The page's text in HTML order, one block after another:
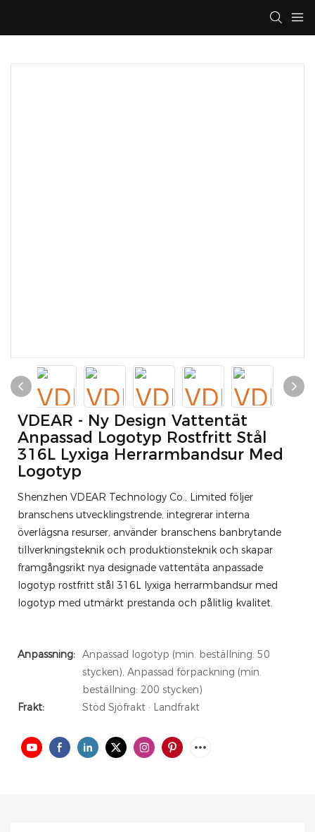
VDEAR - Ny Design Vattentät
Anpassad Logotyp Rostfritt Stål
316L Lyxiga Herrarmbandsur Med
Logotyp
Shenzhen VDEAR Technology Co., Limited följer
branschens utvecklingstrende, integrerar interna
överlägsna resurser, använder branschens banbrytande
tillverkningsteknik och produktionsteknik och skapar
framgångsrikt nya designade vattentäta anpassade
logotyp rostfritt stål 316L lyxiga herrarmbandsur med
logotyp med utmärkt prestanda och pålitlig kvalitet.
Anpassning: Anpassad logotyp (min. beställning: 50
stycken), Anpassad förpackning (min.
beställning: 200 stycken)
Frakt:
Stöd Sjöfrakt · Landfrakt